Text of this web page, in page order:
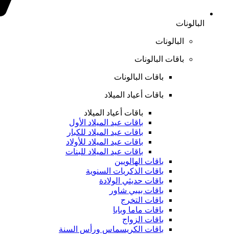
البالونات
البالونات
باقات البالونات
باقات البالونات
باقات أعياد الميلاد
باقات أعياد الميلاد
باقات عيد الميلاد الأول
باقات عيد الميلاد للكبار
باقات عيد الميلاد للأولاد
باقات عيد الميلاد للبنات
باقات الهالويين
باقات الذكريات السنوية
باقات حديثي الولادة
باقات بيبي شاور
باقات التخرج
باقات ماما وبابا
باقات الزواج
باقات الكريسماس ورأس السنة